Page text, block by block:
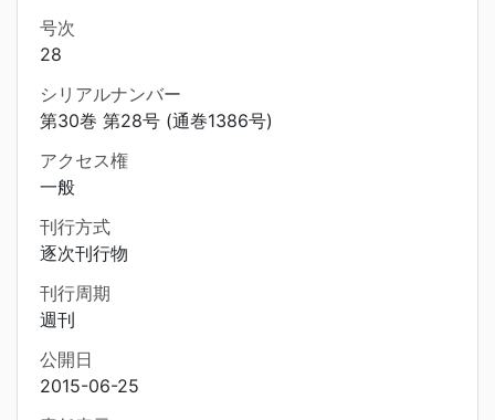
号次
28
シリアルナンバー
第30巻 第28号 (通巻1386号)
アクセス権
一般
刊行方式
逐次刊行物
刊行周期
週刊
公開日
2015-06-25